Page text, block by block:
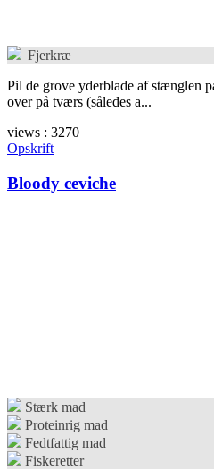
Fjerkræ
Pil de grove yderblade af stænglen
over på tværs (således a...
views : 3270
Opskrift
Bloody ceviche
Stærk mad
Proteinrig mad
Fedtfattig mad
Fiskeretter